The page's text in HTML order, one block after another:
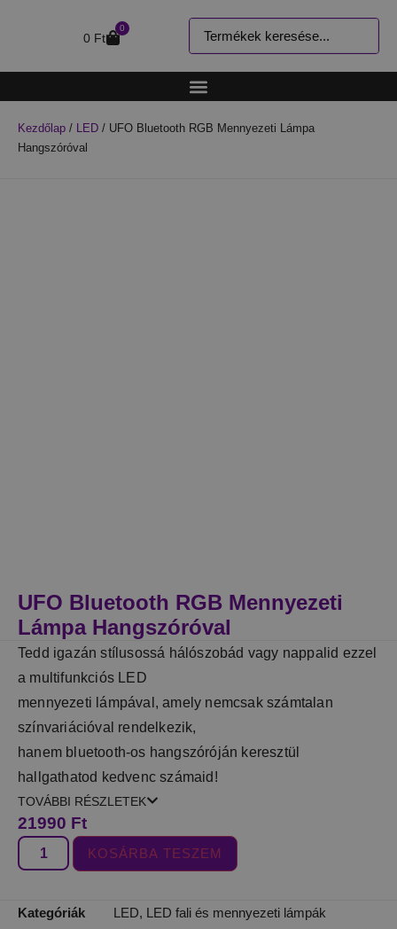
0 Ft
0
Kezdőlap / LED / UFO Bluetooth RGB Mennyezeti Lámpa
Hangszóróval
UFO Bluetooth RGB Mennyezeti
Lámpa Hangszóróval
Tedd igazán stílusossá hálószobád vagy nappalid ezzel
a multifunkciós LED
mennyezeti lámpával, amely nemcsak számtalan
színvariációval rendelkezik,
hanem bluetooth-os hangszóróján keresztül
hallgathatod kedvenc számaid!
TOVÁBBI RÉSZLETEK
21990 Ft
KOSÁRBA TESZEM
Kategóriák LED, LED fali és mennyezeti lámpák